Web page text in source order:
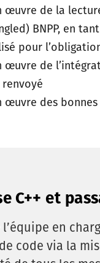
œuvre de la
BNPP, en
pour
œuvre de
œuvre des
C++ et
en
code via la